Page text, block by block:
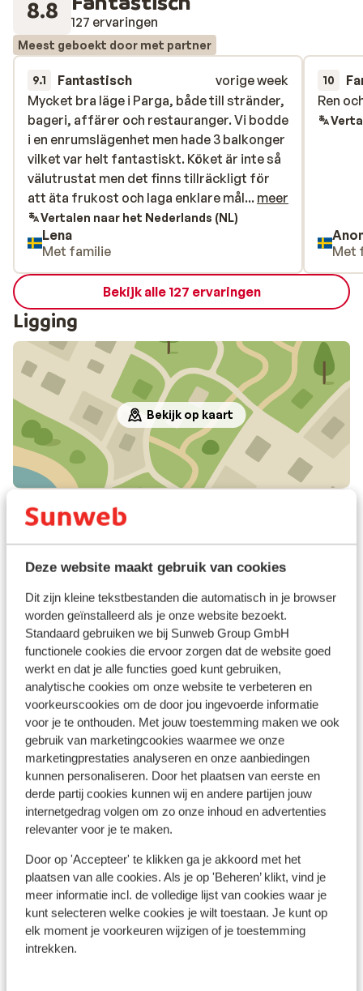
Deze website maakt gebruik van cookies
Dit zijn kleine tekstbestanden die automatisch in je browser
worden geïnstalleerd als je onze website bezoekt.
Standaard gebruiken we bij Sunweb Group GmbH
functionele cookies die ervoor zorgen dat de website goed
werkt en dat je alle functies goed kunt gebruiken,
analytische cookies om onze website te verbeteren en
voorkeurscookies om de door jou ingevoerde informatie
voor je te onthouden. Met jouw toestemming maken we ook
gebruik van marketingcookies waarmee we onze
marketingprestaties analyseren en onze aanbiedingen
kunnen personaliseren. Door het plaatsen van eerste en
derde partij cookies kunnen wij en andere partijen jouw
internetgedrag volgen om zo onze inhoud en advertenties
relevanter voor je te maken.
Door op 'Accepteer' te klikken ga je akkoord met het
plaatsen van alle cookies. Als je op 'Beheren’ klikt, vind je
meer informatie incl. de volledige lijst van cookies waar je
kunt selecteren welke cookies je wilt toestaan. Je kunt op
elk moment je voorkeuren wijzigen of je toestemming
intrekken.
8.8 127 ervaringen
Meest geboekt door met partner
9.1 Fantastisch
vorige week
Mycket bra läge i Parga, både till stränder,
bageri, affärer och restauranger. Vi bodde
i en enrumslägenhet men hade 3 balkonger
vilket var helt fantastiskt. Köket är inte så
välutrustat men det finns tillräckligt för
att äta frukost och laga enklare måltider.
Dock saknas diskmedel, diskhandduk och
trasa. Vi upplevde sängarna som ganska
hårda och trafiken utanför kanske kan
upplevas som lite störande mellan varven.
Men läget och renlighet överväger och vi
skulle gladeligen boka detta boendet igen.
Mycket bra läge i Parga, både till stränder,
bageri, affärer och restauranger. Vi bodde
i en enrumslägenhet men hade 3 balkonger
vilket var helt fantastiskt. Köket är inte så
välutrustat men det finns tillräckligt för
att äta frukost och laga enklare mål... meer
Vertalen naar het Nederlands (NL)
Lena
Met familie
10
Ren
Ren
Met
Bekijk alle 127 ervaringen
Ligging
Bekijk op kaart
In de buurt
Strand: 400 m
Centrum: 100 m
Pinautomaat: 100 m
Winkels: 10 m
(Mini)supermarkt: 10 m
Restaurant: 40 m
Ook interessant voor jou
8.7 Fantastisch
Appartementen Letista